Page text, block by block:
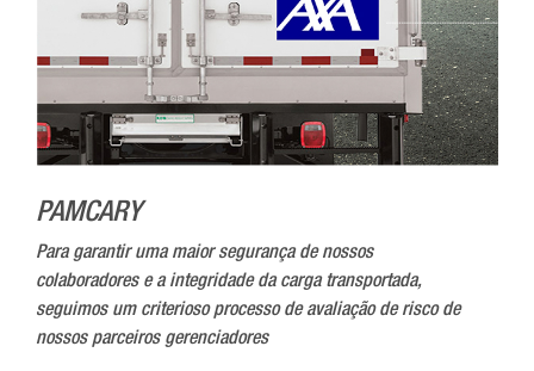
PAMCARY
Para garantir uma maior segurança de nossos
colaboradores e a integridade da carga transportada,
seguimos um criterioso processo de avaliação de risco de
nossos parceiros gerenciadores